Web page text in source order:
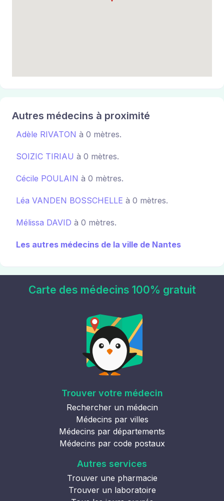
Autres médecins à proximité
Adèle RIVATON à 0 mètres.
SOIZIC TIRIAU à 0 mètres.
Cécile POULAIN à 0 mètres.
Léa VANDEN BOSSCHELLE à 0 mètres.
Mélissa DAVID à 0 mètres.
Les autres médecins de la ville de Nantes
Carte des médecins 100% gratuit
Trouver votre médecin
Rechercher un médecin
Médecins par villes
Médecins par départements
Médecins par code postaux
Autres services
Trouver une pharmacie
Trouver un laboratoire